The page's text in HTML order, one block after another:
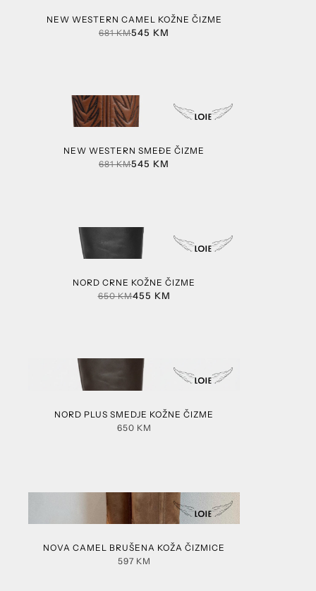
NEW WESTERN CAMEL KOŽNE ČIZME
681KM545 KM
NEW WESTERN SMEĐE ČIZME
681KM545 KM
NORD CRNE KOŽNE ČIZME
650KM455 KM
NORD PLUS SMEDJE KOŽNE ČIZME
650 KM
NOVA CAMEL BRUŠENA KOŽA ČIZMICE
597 KM